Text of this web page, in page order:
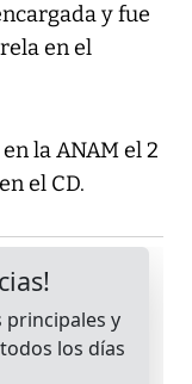
y fue
en el
la ANAM el 2
el CD.